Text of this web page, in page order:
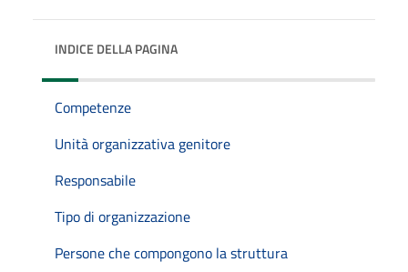
INDICE DELLA PAGINA
Competenze
Unità organizzativa genitore
Responsabile
Tipo di organizzazione
Persone che compongono la struttura